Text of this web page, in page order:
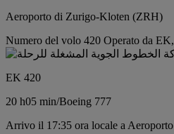
Aeroporto di Zurigo-Kloten (ZRH)
Numero del volo 420 Operato da
EK 420
20 h05 min/Boeing 777
Arrivo il 17:35 ora locale a